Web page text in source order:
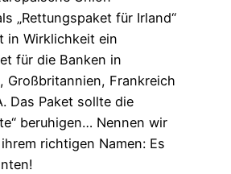
„Rettungspaket für Irland“
in Wirklichkeit ein
für die Banken in
Großbritannien, Frankreich
Das Paket sollte die
beruhigen… Nennen wir
richtigen Namen: Es